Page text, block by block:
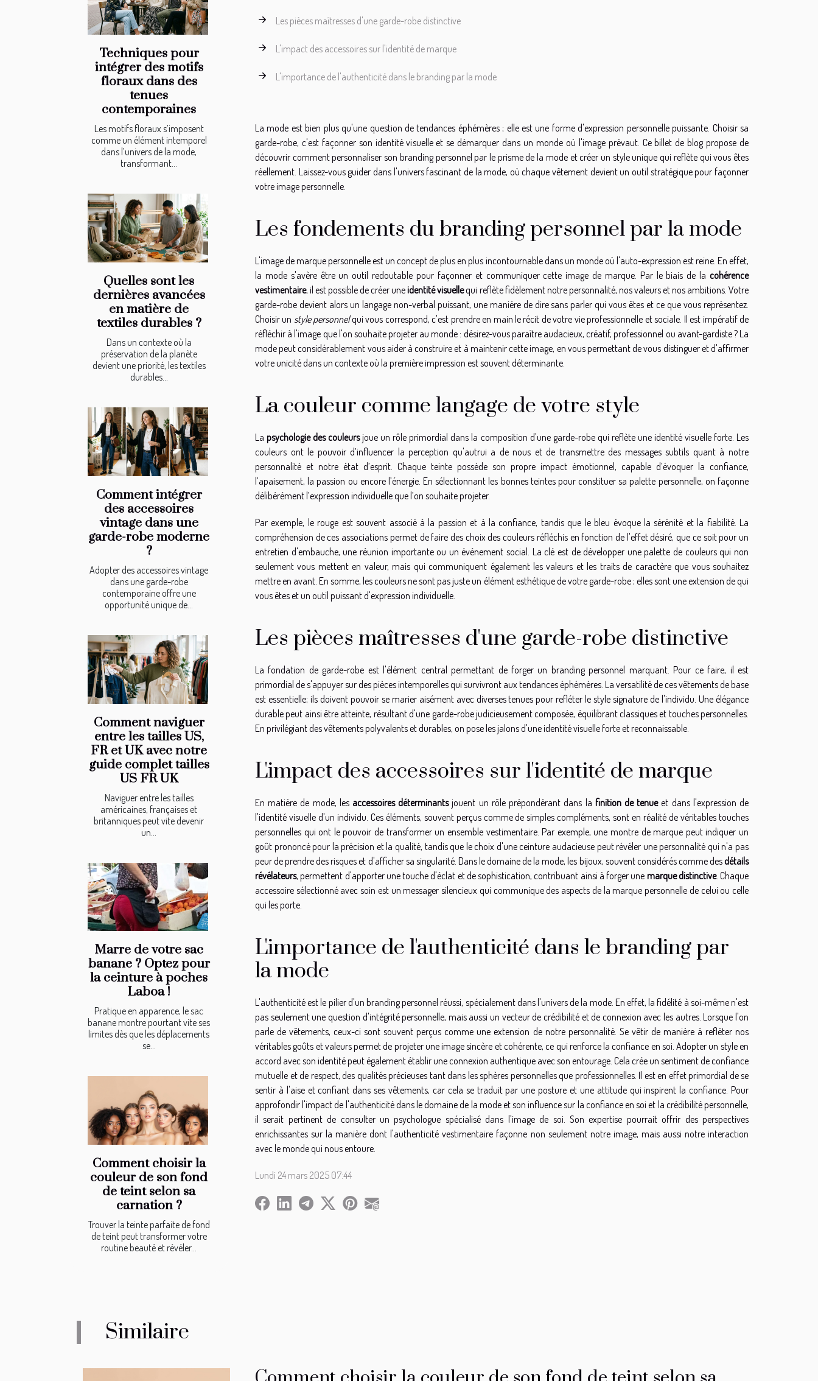
Techniques pour
intégrer des motifs
floraux dans des
tenues
contemporaines
Les motifs floraux s’imposent
comme un élément intemporel
dans l’univers de la mode,
transformant...
Quelles sont les
dernières avancées
en matière de
textiles durables ?
Dans un contexte où la
préservation de la planète
devient une priorité, les textiles
durables...
Comment intégrer
des accessoires
vintage dans une
garde-robe moderne
?
Adopter des accessoires vintage
dans une garde-robe
contemporaine offre une
opportunité unique de...
Comment naviguer
entre les tailles US,
FR et UK avec notre
guide complet tailles
US FR UK
Naviguer entre les tailles
américaines, françaises et
britanniques peut vite devenir
un...
Marre de votre sac
banane ? Optez pour
la ceinture à poches
Laboa !
Pratique en apparence, le sac
banane montre pourtant vite ses
limites dès que les déplacements
se...
Comment choisir la
couleur de son fond
de teint selon sa
carnation ?
Trouver la teinte parfaite de fond
de teint peut transformer votre
routine beauté et révéler...
Les pièces maîtresses d'une garde-robe distinctive
L'impact des accessoires sur l'identité de marque
L'importance de l'authenticité dans le branding par la mode
La mode est bien plus qu'une question de tendances éphémères ; elle est une forme d'expression personnelle puissante. Choisir sa
garde-robe, c'est façonner son identité visuelle et se démarquer dans un monde où l'image prévaut. Ce billet de blog propose de
découvrir comment personnaliser son branding personnel par le prisme de la mode et créer un style unique qui reflète qui vous êtes
réellement. Laissez-vous guider dans l'univers fascinant de la mode, où chaque vêtement devient un outil stratégique pour façonner
votre image personnelle.
Les fondements du branding personnel par la mode
L'image de marque personnelle est un concept de plus en plus incontournable dans un monde où l'auto-expression est reine. En effet,
la mode s'avère être un outil redoutable pour façonner et communiquer cette image de marque. Par le biais de la cohérence
vestimentaire, il est possible de créer uneidentité visuellequi reflète fidèlement notre personnalité, nos valeurs et nos ambitions. Votre
garde-robe devient alors un langage non-verbal puissant, une manière de dire sans parler qui vous êtes et ce que vous représentez.
Choisir un style personnelqui vous correspond, c'est prendre en main le récit de votre vie professionnelle et sociale. Il est impératif de
réfléchir à l'image que l'on souhaite projeter au monde : désirez-vous paraître audacieux, créatif, professionnel ou avant-gardiste ? La
mode peut considérablement vous aider à construire et à maintenir cette image, en vous permettant de vous distinguer et d'affirmer
votre unicité dans un contexte où la première impression est souvent déterminante.
La couleur comme langage de votre style
Lapsychologie des couleursjoue un rôle primordial dans la composition d'une garde-robe qui reflète une identité visuelle forte. Les
couleurs ont le pouvoir d’influencer la perception qu'autrui a de nous et de transmettre des messages subtils quant à notre
personnalité et notre état d’esprit. Chaque teinte possède son propre impact émotionnel, capable d’évoquer la confiance,
l’apaisement, la passion ou encore l’énergie. En sélectionnant les bonnes teintes pour constituer sa palette personnelle, on façonne
délibérément l’expression individuelle que l’on souhaite projeter.
Par exemple, le rouge est souvent associé à la passion et à la confiance, tandis que le bleu évoque la sérénité et la fiabilité. La
compréhension de ces associations permet de faire des choix des couleurs réfléchis en fonction de l'effet désiré, que ce soit pour un
entretien d'embauche, une réunion importante ou un événement social. La clé est de développer une palette de couleurs qui non
seulement vous mettent en valeur, mais qui communiquent également les valeurs et les traits de caractère que vous souhaitez
mettre en avant. En somme, les couleurs ne sont pas juste un élément esthétique de votre garde-robe ; elles sont une extension de qui
vous êtes et un outil puissant d'expression individuelle.
Les pièces maîtresses d'une garde-robe distinctive
La fondation de garde-robe est l'élément central permettant de forger un branding personnel marquant. Pour ce faire, il est
primordial de s'appuyer sur des pièces intemporelles qui survivront aux tendances éphémères. La versatilité de ces vêtements de base
est essentielle; ils doivent pouvoir se marier aisément avec diverses tenues pour refléter le style signature de l'individu. Une élégance
durable peut ainsi être atteinte, résultant d'une garde-robe judicieusement composée, équilibrant classiques et touches personnelles.
En privilégiant des vêtements polyvalents et durables, on pose les jalons d'une identité visuelle forte et reconnaissable.
L'impact des accessoires sur l'identité de marque
En matière de mode, les accessoires déterminantsjouent un rôle prépondérant dans la finition de tenueet dans l'expression de
l'identité visuelle d'un individu. Ces éléments, souvent perçus comme de simples compléments, sont en réalité de véritables touches
personnelles qui ont le pouvoir de transformer un ensemble vestimentaire. Par exemple, une montre de marque peut indiquer un
goût prononcé pour la précision et la qualité, tandis que le choix d'une ceinture audacieuse peut révéler une personnalité qui n'a pas
peur de prendre des risques et d'afficher sa singularité. Dans le domaine de la mode, les bijoux, souvent considérés comme desdétails
révélateurs, permettent d'apporter une touche d'éclat et de sophistication, contribuant ainsi à forger une marque distinctive. Chaque
accessoire sélectionné avec soin est un messager silencieux qui communique des aspects de la marque personnelle de celui ou celle
qui les porte.
L'importance de l'authenticité dans le branding par
la mode
L'authenticité est le pilier d'un branding personnel réussi, spécialement dans l'univers de la mode. En effet, la fidélité à soi-même n'est
pas seulement une question d'intégrité personnelle, mais aussi un vecteur de crédibilité et de connexion avec les autres. Lorsque l'on
parle de vêtements, ceux-ci sont souvent perçus comme une extension de notre personnalité. Se vêtir de manière à refléter nos
véritables goûts et valeurs permet de projeter une image sincère et cohérente, ce qui renforce la confiance en soi. Adopter un style en
accord avec son identité peut également établir une connexion authentique avec son entourage. Cela crée un sentiment de confiance
mutuelle et de respect, des qualités précieuses tant dans les sphères personnelles que professionnelles. Il est en effet primordial de se
sentir à l'aise et confiant dans ses vêtements, car cela se traduit par une posture et une attitude qui inspirent la confiance. Pour
approfondir l'impact de l'authenticité dans le domaine de la mode et son influence sur la confiance en soi et la crédibilité personnelle,
il serait pertinent de consulter un psychologue spécialisé dans l'image de soi. Son expertise pourrait offrir des perspectives
enrichissantes sur la manière dont l'authenticité vestimentaire façonne non seulement notre image, mais aussi notre interaction
avec le monde qui nous entoure.
Lundi 24 mars 2025 07:44
Similaire